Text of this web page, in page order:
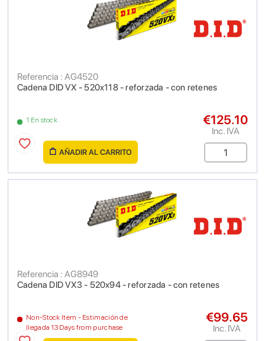
Cadena DID VX - 520x118 - reforzada - con retenes
Referencia : AG4520
1 En stock €125.10
Inc. IVA
AÑADIR AL CARRITO
Cadena DID VX3 - 520x94 - reforzada - con retenes
Referencia : AG8949
Non-Stock Item - Estimación de
llegada 13 Days from purchase
€99.65
Inc. IVA